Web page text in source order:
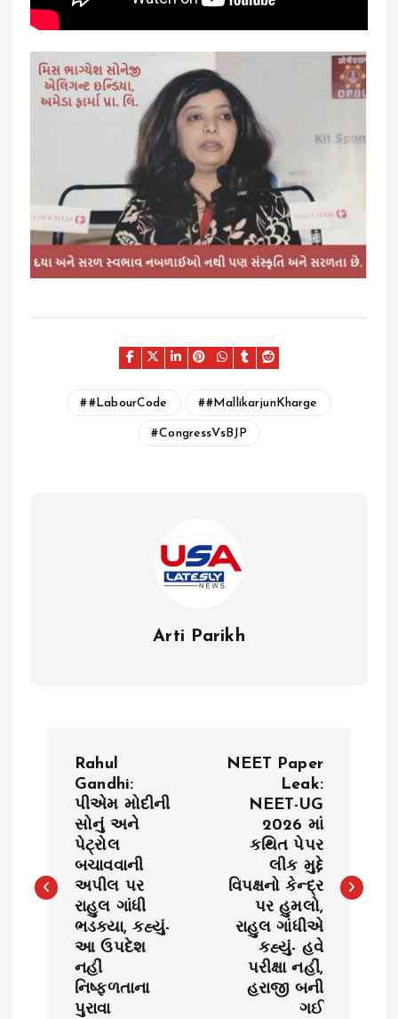
#LabourCode #MallikarjunKharge
CongressVsBJP
Arti Parikh
t
Rahul
Gandhi:
પીએમ મોદીની
સોનું અને
પેટ્રોલ
બચાવવાની
અપીલ પર
રાહુલ ગાંધી
ભડક્યા, કહ્યું-
આ ઉપદેશ
નહીં
નિષ્ફળતાના
પુરાવા
NEET Paper
Leak:
NEET-UG
2026 માં
કથિત પેપર
લીક મુદ્દે
વિપક્ષનો કેન્દ્ર
પર હુમલો,
રાહુલ ગાંધીએ
કહ્યું- હવે
પરીક્ષા નહીં,
હરાજી બની
ગઈ